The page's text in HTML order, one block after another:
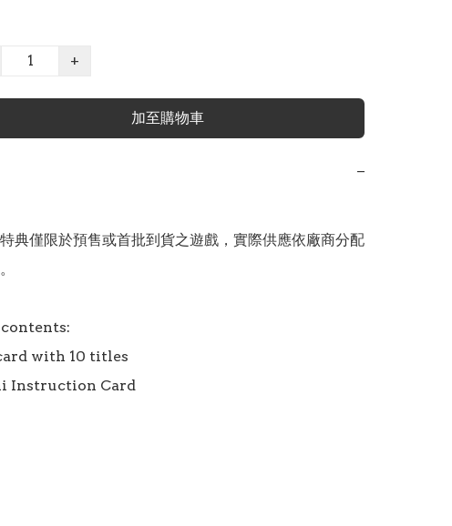
+
加至購物車
−
典僅限於預售或首批到貨之遊戲，實際供應依廠商分配
contents:
with 10 titles
Instruction Card